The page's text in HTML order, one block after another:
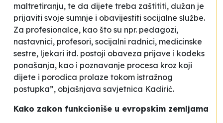
maltretiranju, te da dijete treba zaštititi, dužan je
prijaviti svoje sumnje i obavijestiti socijalne službe.
Za profesionalce, kao što su npr. pedagozi,
nastavnici, profesori, socijalni radnici, medicinske
sestre, ljekari itd. postoji obaveza prijave i kodeks
ponašanja, kao i poznavanje procesa kroz koji
dijete i porodica prolaze tokom istražnog
postupka”, objašnjava savjetnica Kadirić.
Kako zakon funkcioniše u evropskim zemljama